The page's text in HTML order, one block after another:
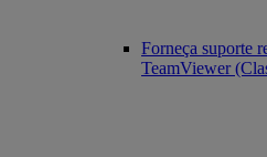
Forneça suporte
TeamViewer